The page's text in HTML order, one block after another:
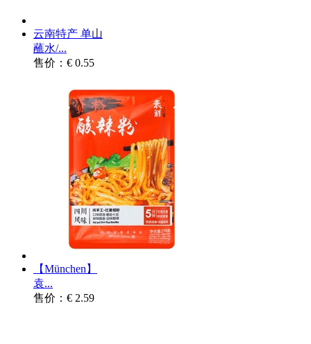
云南特产 单山
蘸水/...
售价：€ 0.55
【München】
袁...
售价：€ 2.59